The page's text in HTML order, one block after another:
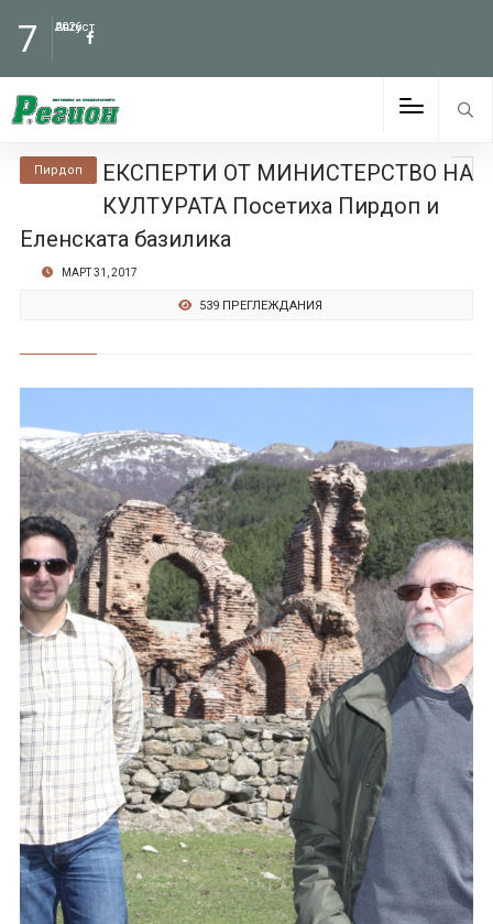
7 Август
2026
Пирдоп
ЕКСПЕРТИ ОТ МИНИСТЕРСТВО НА
КУЛТУРАТА Посетиха Пирдоп и
Еленската базилика
МАРТ 31, 2017
539 ПРЕГЛЕЖДАНИЯ